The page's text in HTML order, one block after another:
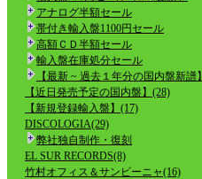
アナログ半額セール
帯付き輸入盤1100円セール
高額ＣＤ半額セール
輸入盤在庫処分セール
【最新 ~ 過去１年分の国内盤新譜】
【近日発売予定の国内盤】(28)
【新規登録輸入盤】(17)
DISCOLOGIA(29)
弊社独自制作・復刻
EL SUR RECORDS(8)
竹村オフィス＆サンビーニャ(16)